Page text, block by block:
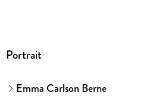
Portrait
Emma Carlson Berne